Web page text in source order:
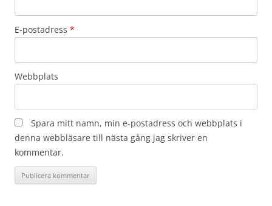
E-postadress *
Webbplats
Spara mitt namn, min e-postadress och webbplats i
denna webbläsare till nästa gång jag skriver en
kommentar.